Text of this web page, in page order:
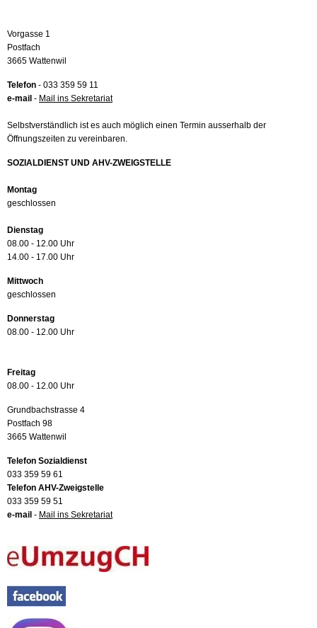
Vorgasse 1
Postfach
3665 Wattenwil
Telefon - 033 359 59 11
e-mail - Mail ins Sekretariat
Selbstverständlich ist es auch möglich einen Termin ausserhalb der
Öffnungszeiten zu vereinbaren.
SOZIALDIENST UND AHV-ZWEIGSTELLE
Montag
geschlossen
Dienstag
08.00 - 12.00 Uhr
14.00 - 17.00 Uhr
Mittwoch
geschlossen
Donnerstag
08.00 - 12.00 Uhr
Freitag
08.00 - 12.00 Uhr
Grundbachstrasse 4
Postfach 98
3665 Wattenwil
Telefon Sozialdienst
033 359 59 61
Telefon AHV-Zweigstelle
033 359 59 51
e-mail - Mail ins Sekretariat